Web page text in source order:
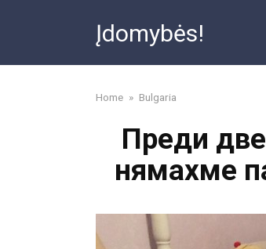
Įdomybės!
Home » Bulgaria
Преди
нямахме